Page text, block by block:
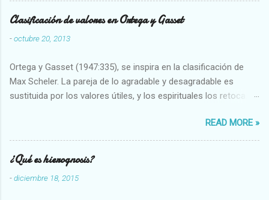
Clasificación de valores en Ortega y Gasset
-octubre 20, 2013
Ortega y Gasset (1947:335), se inspira en la clasificación de
Max Scheler. La pareja de lo agradable y desagradable es
sustituida por los valores útiles, y los espirituales los retoca.
Abundante-Escaso,etc 2 VITALES Sano-Enfermo Selecto-
Vulgar Enérgico-Inerte Fuerte-Débil,etc. 3 ESPIRITUALES a)
Intelectuales Conocimiento-Error Exacto-Aproximado
Evidente-Probable,etc b) Morales Bueno-malo Bondadoso-
malvado Justo-Injusto Escrupuloso-Relajado Leal-Desleal,etc.
READ MORE »
¿Qué es hierognosis?
-diciembre 18, 2015